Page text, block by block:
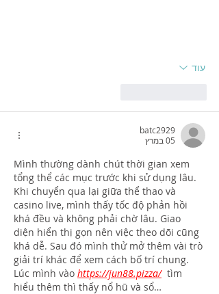
עוד
batc2929
05 במרץ
Mình thường dành chút thời gian xem
tổng thể các mục trước khi sử dụng lâu.
Khi chuyển qua lại giữa thể thao và
casino live, mình thấy tốc độ phản hồi
khá đều và không phải chờ lâu. Giao
diện hiển thị gọn nên việc theo dõi cũng
khá dễ. Sau đó mình thử mở thêm vài trò
giải trí khác để xem cách bố trí chung.
Lúc mình vào https://jun88.pizza/ tìm
hiểu thêm thì thấy nổ hũ và sổ…